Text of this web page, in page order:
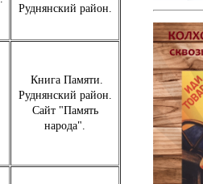
Руднянский район.
Книга Памяти.
Руднянский район.
Сайт "Память
народа".